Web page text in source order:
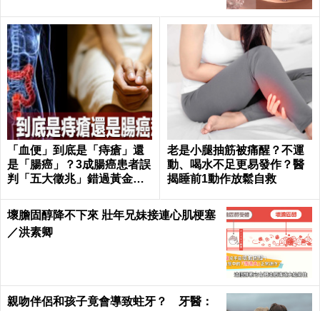
「血便」到底是「痔瘡」還
是「腸癌」？3成腸癌患者誤
判「五大徵兆」錯過黃金治
老是小腿抽筋被痛醒？不運
動、喝水不足更易發作？醫
揭睡前1動作放鬆自救
壞膽固醇降不下來 壯年兄妹接連心肌梗塞
／洪素卿
親吻伴侶和孩子竟會導致蛀牙？ 牙醫：